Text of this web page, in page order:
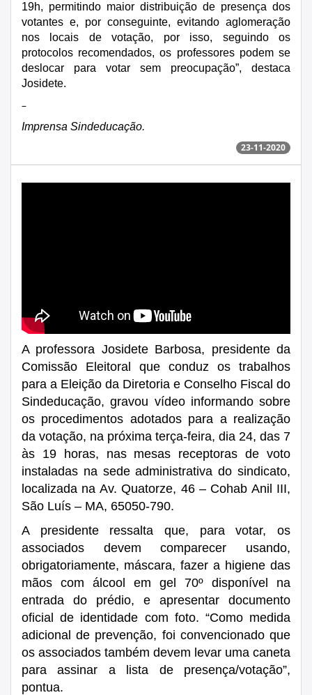
19h, permitindo maior distribuição de presença dos
votantes e, por conseguinte, evitando aglomeração
nos locais de votação, por isso, seguindo os
protocolos recomendados, os professores podem se
deslocar para votar sem preocupação”, destaca
Josidete.
–
Imprensa Sindeducação.
23-11-2020
A professora Josidete Barbosa, presidente da
Comissão Eleitoral que conduz os trabalhos
para a Eleição da Diretoria e Conselho Fiscal do
Sindeducação,gravou vídeo informando sobre
os procedimentos adotados para a realização
da votação, na próxima terça-feira, dia 24, das 7
às 19 horas, nas mesas receptoras de voto
instaladas na sede administrativa do sindicato,
localizada na Av. Quatorze, 46 – Cohab Anil III,
São Luís – MA, 65050-790.
A presidente ressalta que, para votar, os
associados devem comparecer usando,
obrigatoriamente, máscara, fazer a higiene das
mãos com álcool em gel 70º disponível na
entrada do prédio, e apresentar documento
oficial de identidade com foto. “Como medida
adicional de prevenção, foi convencionado que
os associados também devem levar uma caneta
para assinar a lista de presença/votação”,
pontua.